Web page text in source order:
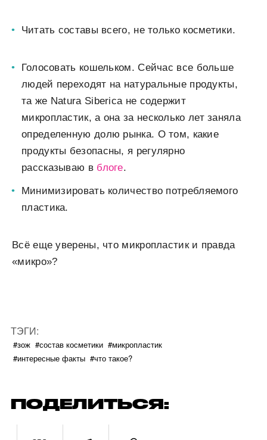
Читать составы всего, не только косметики.
Голосовать кошельком. Сейчас все больше
людей переходят на натуральные продукты,
та же Natura Siberica не содержит
микропластик, а она за несколько лет заняла
определенную долю рынка. О том, какие
продукты безопасны, я регулярно
рассказываю в блоге.
Минимизировать количество потребляемого
пластика.
Всё еще уверены, что микропластик и правда
«микро»?
ТЭГИ:
#зож #состав косметики #микропластик
#интересные факты #что такое?
ПОДЕЛИТЬСЯ: